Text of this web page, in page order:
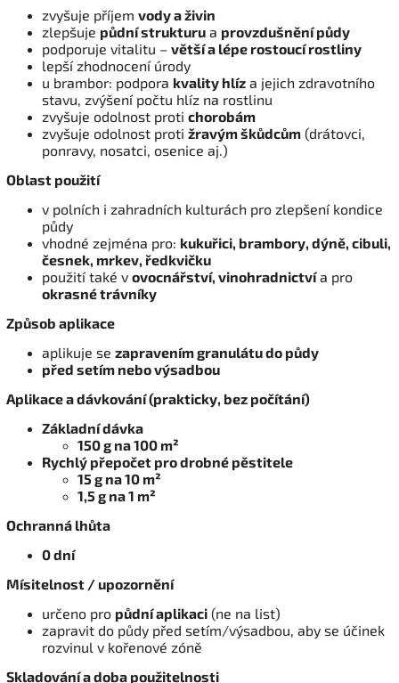
zvyšuje příjem vody a živin
zlepšuje půdní strukturu a provzdušnění půdy
podporuje vitalitu – větší a lépe rostoucí rostliny
lepší zhodnocení úrody
u brambor: podpora kvality hlíz a jejich zdravotního
stavu, zvýšení počtu hlíz na rostlinu
zvyšuje odolnost proti chorobám
zvyšuje odolnost proti žravým škůdcům (drátovci,
ponravy, nosatci, osenice aj.)
Oblast použití
v polních i zahradních kulturách pro zlepšení kondice
půdy
vhodné zejména pro: kukuřici, brambory, dýně, cibuli,
česnek, mrkev, ředkvičku
použití také v ovocnářství, vinohradnictvía pro
okrasné trávníky
Způsob aplikace
aplikuje se zapravením granulátu do půdy
před setím nebo výsadbou
Aplikace a dávkování (prakticky, bez počítání)
Základní dávka
150 g na 100 m²
Rychlý přepočet pro drobné pěstitele
15 g na 10 m²
1,5 g na 1 m²
Ochranná lhůta
0 dní
Mísitelnost / upozornění
určeno pro půdní aplikaci (ne na list)
zapravit do půdy před setím/výsadbou, aby se účinek
rozvinul v kořenové zóně
Skladování a doba použitelnosti